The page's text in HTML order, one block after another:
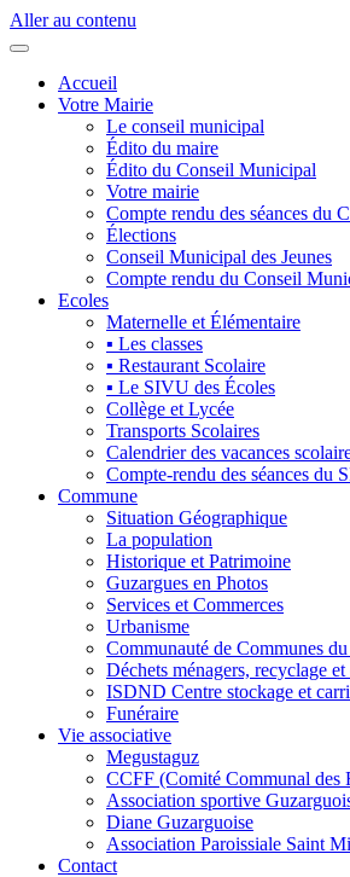
Aller au contenu
Accueil
Votre Mairie
Le conseil municipal
Édito du maire
Édito du Conseil Municipal
Votre mairie
Compte rendu des séances du
Élections
Conseil Municipal des Jeunes
Compte rendu du Conseil
Ecoles
Maternelle et Élémentaire
▪ Les classes
▪ Restaurant Scolaire
▪ Le SIVU des Écoles
Collège et Lycée
Transports Scolaires
Calendrier des vacances
Compte-rendu des séances du
Commune
Situation Géographique
La population
Historique et Patrimoine
Guzargues en Photos
Services et Commerces
Urbanisme
Communauté de Communes
Déchets ménagers, recyclage
ISDND Centre stockage et
Funéraire
Vie associative
Megustaguz
CCFF (Comité Communal des
Association sportive
Diane Guzarguoise
Association Paroissiale Saint
Contact